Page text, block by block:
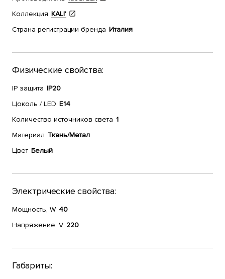
Коллекция KALI'
Страна регистрации бренда Италия
Физические свойства:
IP защита IP20
Цоколь / LED E14
Количество источников света 1
Материал Ткань/Метал
Цвет Белый
Электрические свойства:
Мощность, W 40
Напряжение, V 220
Габариты: